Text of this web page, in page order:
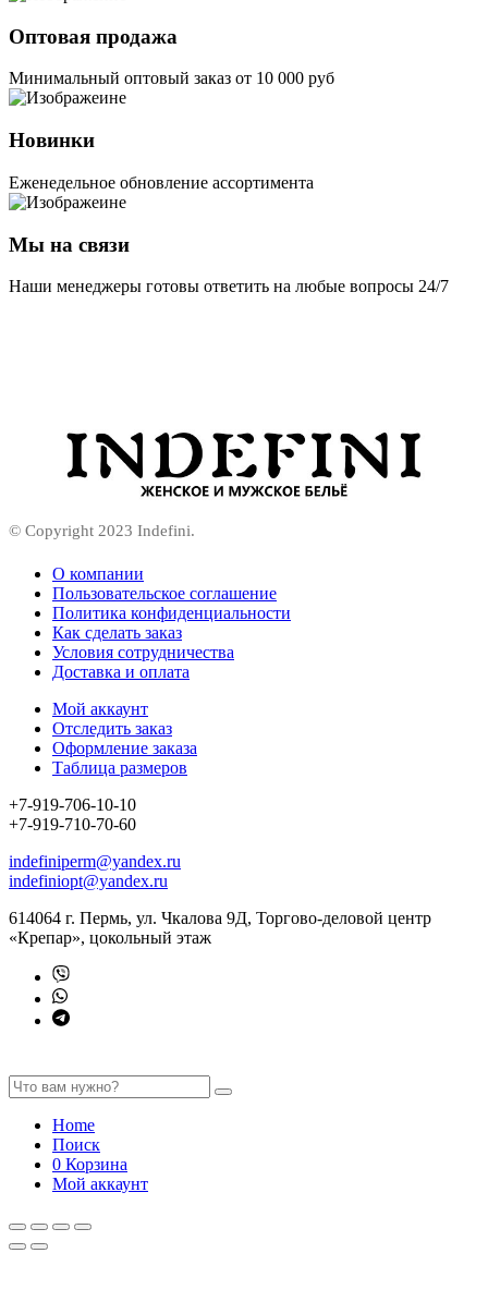
Оптовая продажа
Минимальный оптовый заказ от 10 000 руб
Новинки
Еженедельное обновление ассортимента
Мы на связи
Наши менеджеры готовы ответить на любые вопросы 24/7
© Copyright 2023 Indefini.
О компании
Пользовательское соглашение
Политика конфиденциальности
Как сделать заказ
Условия сотрудничества
Доставка и оплата
Мой аккаунт
Отследить заказ
Оформление заказа
Таблица размеров
+7-919-706-10-10
+7-919-710-70-60
indefiniperm@yandex.ru
indefiniopt@yandex.ru
614064 г. Пермь, ул. Чкалова 9Д, Торгово-деловой центр
«Крепар», цокольный этаж
Home
Поиск
0 Корзина
Мой аккаунт